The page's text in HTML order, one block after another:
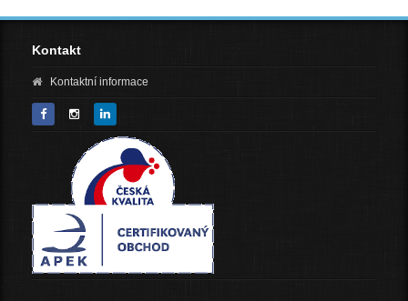
Kontakt
Kontaktní informace